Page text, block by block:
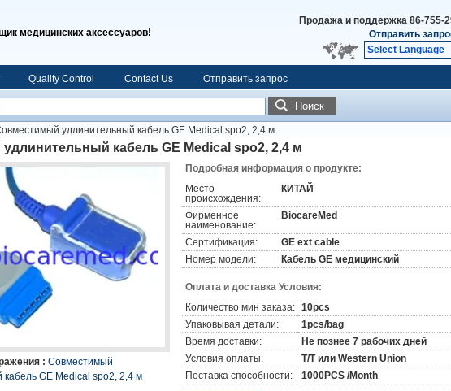
медицинских аксессуаров!
Продажа и поддержка 86-755-
Отправить
Select Language
Quality Control Contact Us Отправить запрос
Поиск
удлинительный кабель GE Medical spo2, 2,4 м
кабель GE Medical spo2, 2,4 м
: Совместимый
кабель GE Medical spo2, 2,4 м
Подробная информация о продукте:
Место
происхождения:
КИТАЙ
Фирменное
наименование:
BiocareMed
Сертификация:
GE ext cable
Номер модели:
Кабель GE медицинский
Оплата и доставка Условия:
Количество мин заказа: 10pcs
Упаковывая детали:
1pcs/bag
Время доставки:
Не познее 7 рабочих дней
Условия оплаты:
T/T или Western Union
Поставка способности:
1000PCS /Month